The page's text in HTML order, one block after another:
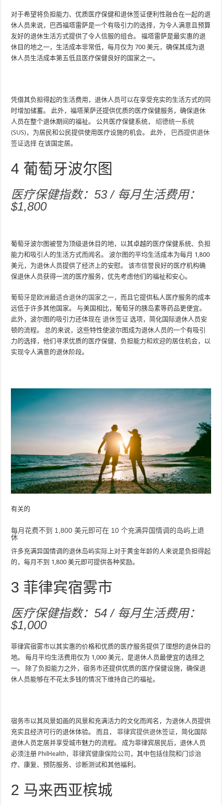
对于希望将负担能力、优质医疗保健和退休签证便利性融合在一起的退
休人员来说，巴西福塔雷萨是一个有吸引力的选择，为令人满意且预算
友好的退休生活方式提供了令人信服的组合。 福塔雷萨是最实惠的退
休目的地之一，生活成本非常低，每月仅为 700 美元，确保其成为退
休人员生活成本第五低且医疗保健良好的国家之一。
凭借其负担得起的生活费用，退休人员可以在享受充实的生活方式的同
时增加储蓄。 此外，福塔莱萨还提供优质的医疗保健服务，确保退休
人员在整个退休期间的福祉。 公共医疗保健系统，绍德统一系统
(SUS) ，为居民和公民提供使用医疗设施的机会。 此外，
巴西提供退休
签证选择 在该国定居。
4 葡萄牙波尔图
医疗保健指数：53 / 每月生活费用：
$1,800
葡萄牙波尔图被誉为顶级退休目的地，以其卓越的医疗保健系统、负担
能力和吸引人的生活方式而闻名。 波尔图的平均生活成本为每月 1,800
美元，为退休人员提供了经济上的安慰。 该市信誉良好的医疗机构确
保退休人员获得一流的医疗服务，优先考虑他们的福祉和安心。
葡萄牙是欧洲最适合退休的国家之一，而且它提供私人医疗服务的成本
远低于许多其他国家。 与美国相比，葡萄牙的胰岛素等药品更便宜。
此外，波尔图的吸引力还体现在退休签证 选项，简化国际退休人员安
顿的流程。 总的来说，这些特性使波尔图成为退休人员的一个有吸引
力的选择，他们寻求优质的医疗保健、负担能力和欢迎的居住机会，以
实现令人满意的退休阶段。
有关的
每月花费不到 1,800 美元即可在 10 个充满异国情调的岛屿上退
休
许多充满异国情调的退休岛屿实际上对于黄金年龄的人来说是负担得起
的，每月不到 1,800 美元即可提供各种奖励。
3 菲律宾宿雾市
医疗保健指数：54 / 每月生活费用：
$1,000
菲律宾宿雾市以其实惠的价格和优质的医疗服务提供了理想的退休目的
地。 每月平均生活费用仅为 1,000 美元，是退休人员最便宜的选择之
一。 除了负担能力之外，宿务市还提供优质的医疗保健设施，确保退
休人员能够在不花太多钱的情况下维持自己的福祉。
宿务市以其风景如画的风景和充满活力的文化而闻名，为退休人员提供
充实且经济可行的退休体验。 而且，菲律宾提供退休签证，简化国际
退休人员定居并享受城市魅力的流程。 成为菲律宾居民后，退休人员
必须注册PhilHealth，菲律宾健康保险公司 ，其中包括住院和门诊治
疗、康复、预防服务、诊断测试和其他福利。
2 马来西亚槟城